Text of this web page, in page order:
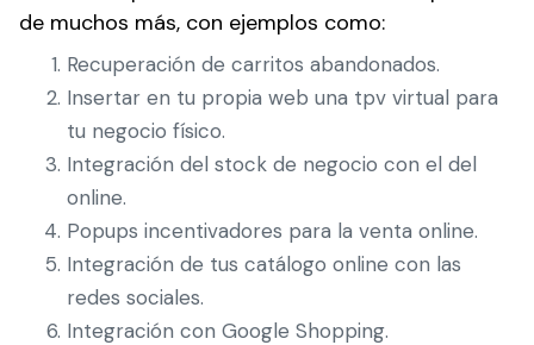
de muchos más, con ejemplos como:
Recuperación de carritos abandonados.
Insertar en tu propia web una tpv virtual para
tu negocio físico.
Integración del stock de negocio con el del
online.
Popups incentivadores para la venta online.
Integración de tus catálogo online con las
redes sociales.
Integración con Google Shopping.